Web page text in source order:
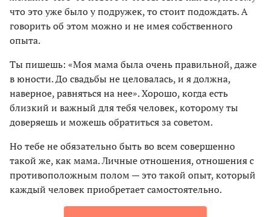
что это уже было у подружек, то стоит подождать. А
говорить об этом можно и не имея собственного
опыта.
Ты пишешь: «Моя мама была очень правильной, даже
в юности. До свадьбы не целовалась, и я должна,
наверное, равняться на нее». Хорошо, когда есть
близкий и важный для тебя человек, которому ты
доверяешь и можешь обратиться за советом.
Но тебе не обязательно быть во всем совершенно
такой же, как мама. Личные отношения, отношения с
противоположным полом — это такой опыт, который
каждый человек приобретает самостоятельно.